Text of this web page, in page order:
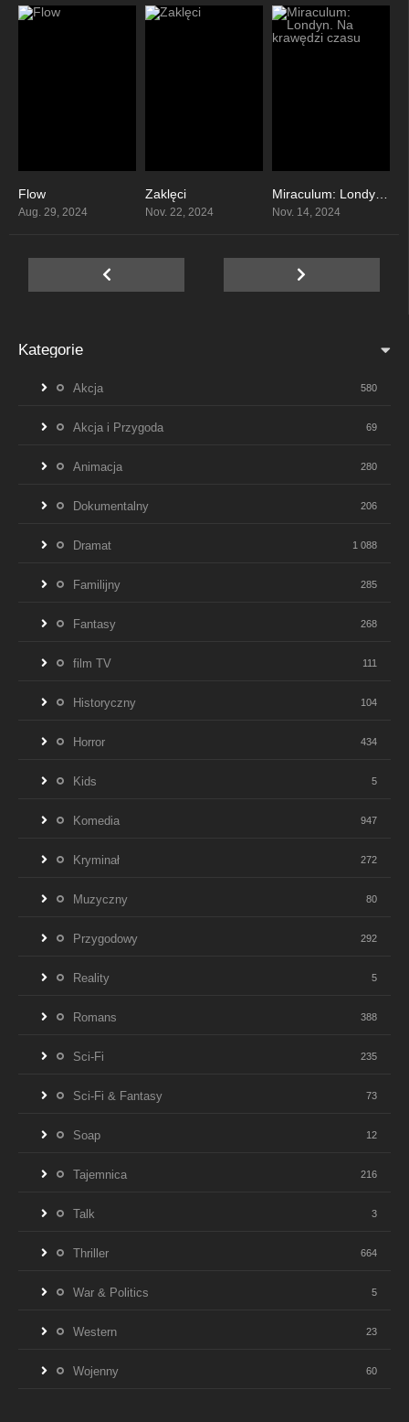
Flow
Aug. 29, 2024
Zaklęci
Nov. 22, 2024
0
Miraculum: Londyn. Na krawędzi czasu
Nov. 14, 2024
Kategorie
Akcja 580
Akcja i Przygoda 69
Animacja 280
Dokumentalny 206
Dramat 1 088
Familijny 285
Fantasy 268
film TV 111
Historyczny 104
Horror 434
Kids 5
Komedia 947
Kryminał 272
Muzyczny 80
Przygodowy 292
Reality 5
Romans 388
Sci-Fi 235
Sci-Fi & Fantasy 73
Soap 12
Tajemnica 216
Talk 3
Thriller 664
War & Politics 5
Western 23
Wojenny 60